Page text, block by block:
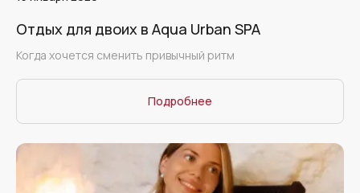
Отдых для двоих в Aqua Urban SPA
Когда хочется сменить привычный ритм
Подробнее